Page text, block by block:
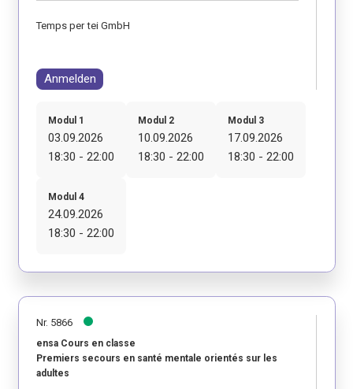
Temps per tei GmbH
Anmelden
Modul 1
03.09.2026
18:30 - 22:00
Modul 2
10.09.2026
18:30 - 22:00
Modul 3
17.09.2026
18:30 - 22:00
Modul 4
24.09.2026
18:30 - 22:00
Nr. 5866
ensa Cours en classe
Premiers secours en santé mentale orientés sur les
adultes